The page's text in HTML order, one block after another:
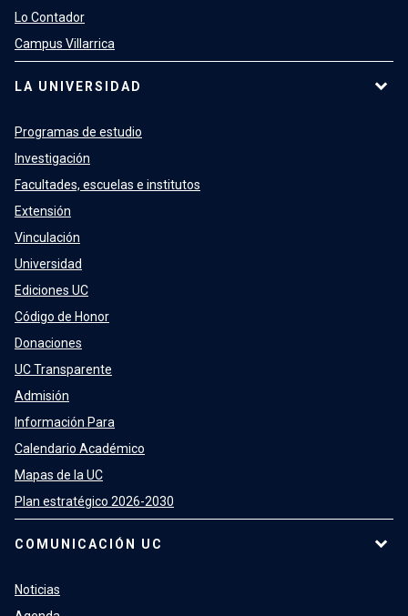
Lo Contador
Campus Villarrica
LA UNIVERSIDAD
Programas de estudio
Investigación
Facultades, escuelas e institutos
Extensión
Vinculación
Universidad
Ediciones UC
Código de Honor
Donaciones
UC Transparente
Admisión
Información Para
Calendario Académico
Mapas de la UC
Plan estratégico 2026-2030
COMUNICACIÓN UC
Noticias